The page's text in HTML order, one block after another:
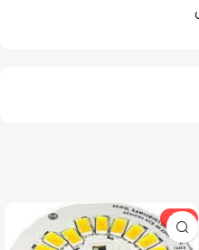
-29%